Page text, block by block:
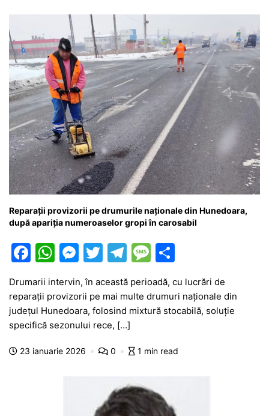
er
Reparații provizorii pe drumurile naționale din Hunedoara,
după apariția numeroaselor gropi în carosabil
F
c
e
b
o
W
at
s
A
p
M
e
s
s
e
n
T
itt
er
T
e
gr
a
m
M
s
s
g
ta
je
z
Drumarii intervin, în această perioadă, cu lucrări de
reparații provizorii pe mai multe drumuri naționale din
județul Hunedoara, folosind mixtură stocabilă, soluție
specifică sezonului rece, […]
23 ianuarie 2026 0 1 min read